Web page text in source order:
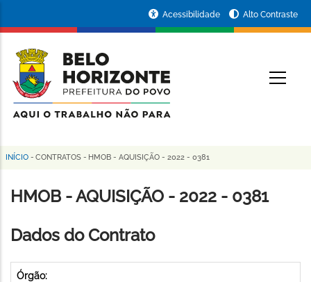
conteúdo
principal
da
Prefeitura
de
Horizonte
Acessibilidade Alto Contraste
Trilha
de
INÍCIO - CONTRATOS - HMOB - AQUISIÇÃO - 2022 - 0381
HMOB - AQUISIÇÃO - 2022 - 0381
Dados do Contrato
Órgão: